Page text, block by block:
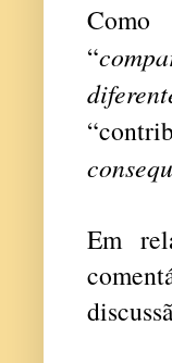
Como
“
Em